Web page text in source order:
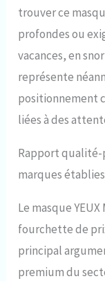
trouver ce
profondes ou
vacances, en
représente
positionnement
liées à des
Rapport
marques
Le masque YEUX
fourchette de
principal
premium du